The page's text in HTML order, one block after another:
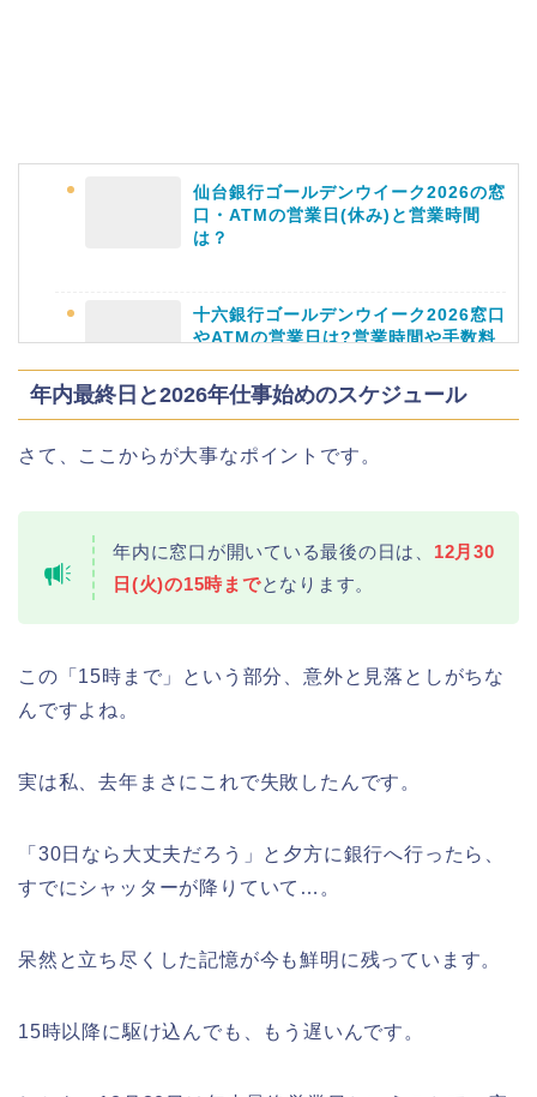
津山さくらまつり2026の花火や屋台
(出店)の時間はいつから?混雑状況も!
仙台銀行ゴールデンウイーク2026の窓
口・ATMの営業日(休み)と営業時間
は？
十六銀行ゴールデンウイーク2026窓口
やATMの営業日は?営業時間や手数料
静岡銀行ゴールデンウィーク2026の営
日岡山公園の桜(花見)2026の屋台・出
年内最終日と2026年仕事始めのスケジュール
さて、ここからが大事なポイントです。
年内に窓口が開いている最後の日は、 12月30
日(火)の15時までとなります。
この「15時まで」という部分、意外と見落としがちな
んですよね。
実は私、去年まさにこれで失敗したんです。
「30日なら大丈夫だろう」と夕方に銀行へ行ったら、
すでにシャッターが降りていて…。
呆然と立ち尽くした記憶が今も鮮明に残っています。
15時以降に駆け込んでも、もう遅いんです。